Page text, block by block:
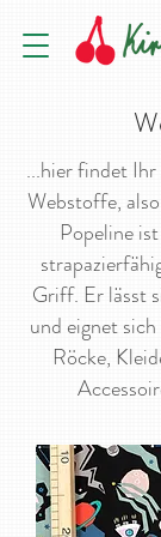
...hier findet
Webstoffe,
Popeline
Griff. Er lässt
und eignet
Röcke,